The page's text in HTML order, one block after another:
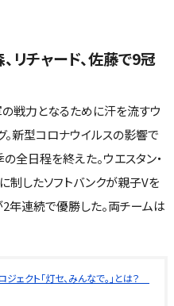
リチャード、佐藤で9冠
戦力となるために汗を流すウ
。新型コロナウイルスの影響で
全日程を終えた。ウエスタン・
制したソフトバンクが親子Vを
2年連続で優勝した。両チームは
ェクト「灯セ、みんなで。」とは？